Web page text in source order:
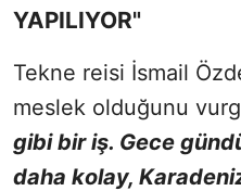
YAPILIYOR"
Tekne reisi İsmail
meslek olduğunu
gibi bir iş. Gece
daha kolay,